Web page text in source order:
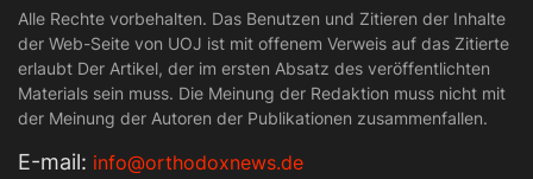
Alle Rechte vorbehalten. Das Benutzen und Zitieren der Inhalte
der Web-Seite von UOJ ist mit offenem Verweis auf das Zitierte
erlaubt Der Artikel, der im ersten Absatz des veröffentlichten
Materials sein muss. Die Meinung der Redaktion muss nicht mit
der Meinung der Autoren der Publikationen zusammenfallen.
Е-mail: info@orthodoxnews.de